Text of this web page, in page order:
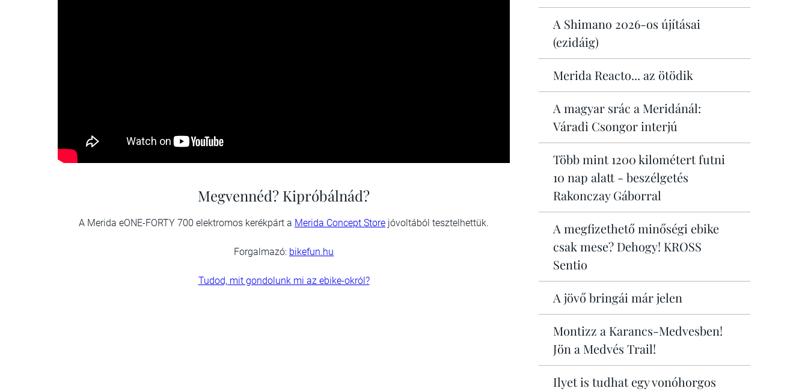
Megvennéd? Kipróbálnád?
A Merida eONE-FORTY 700 elektromos kerékpárt a Merida Concept Store jóvoltából tesztelhettük.
Forgalmazó: bikefun.hu
Tudod, mit gondolunk mi az ebike-okról?
A Shimano 2026-os újításai
(ezidáig)
Merida Reacto... az ötödik
A magyar srác a Meridánál:
Váradi Csongor interjú
Több mint 1200 kilométert futni
10 nap alatt - beszélgetés
Rakonczay Gáborral
A megfizethető minőségi ebike
csak mese? Dehogy! KROSS
Sentio
A jövő bringái már jelen
Montizz a Karancs-Medvesben!
Jön a Medvés Trail!
Ilyet is tudhat egy vonóhorgos